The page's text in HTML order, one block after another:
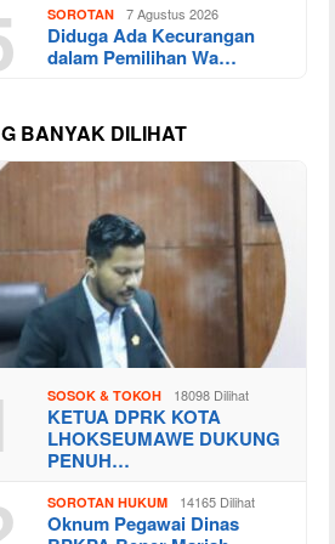
SOROTAN 7 Agustus 2026
Diduga Ada Kecurangan
dalam Pemilihan Wa…
BANYAK DILIHAT
SOSOK & TOKOH 18098 Dilihat
KETUA DPRK KOTA
LHOKSEUMAWE DUKUNG
PENUH…
SOROTAN HUKUM 14165 Dilihat
Oknum Pegawai Dinas